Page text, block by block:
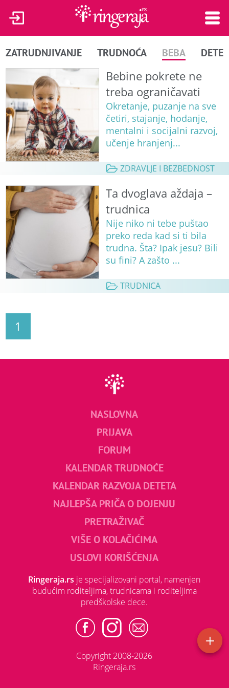
ZATRUDNJIVANJE TRUDNOĆA BEBA DETE
Bebine pokrete ne
treba ograničavati
Okretanje, puzanje na sve
četiri, stajanje, hodanje,
mentalni i socijalni razvoj,
učenje hranjenj...
ZDRAVLJE I BEZBEDNOST
Ta dvoglava aždaja –
trudnica
Nije niko ni tebe puštao
preko reda kad si ti bila
trudna. Šta? Ipak jesu? Bili
su fini? A zašto ...
TRUDNICA
1
NASLOVNA
PRIJAVA
FORUM
KALENDAR TRUDNOĆE
KALENDAR RAZVOJA DETETA
NAJLEPŠA PRIČA O DOJENJU
PRETRAŽIVAČ
VIŠE O KOLAČIĆIMA
USLOVI KORIŠĆENJA
Ringeraja.rs je specijalizovani portal, namenjen
budućim roditeljima, trudnicama i roditeljima
predškolske dece.
Copyright 2008-2026
Ringeraja.rs